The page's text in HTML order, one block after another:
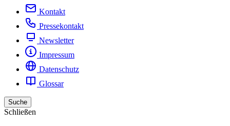
Kontakt
Pressekontakt
Newsletter
Impressum
Datenschutz
Glossar
Suche
Schließen